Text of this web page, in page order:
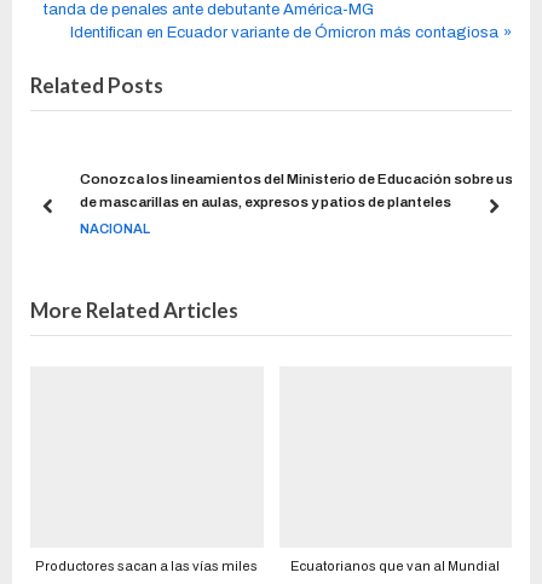
tanda de penales ante debutante América-MG
Identifican en Ecuador variante de Ómicron más contagiosa
Related Posts
Conozca los lineamientos del Ministerio de Educación sobre uso
de mascarillas en aulas, expresos y patios de planteles
NACIONAL
More Related Articles
Productores sacan a las vías miles
Ecuatorianos que van al Mundial